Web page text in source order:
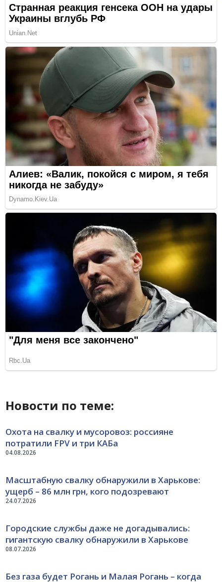
Новости по теме:
04.08.2026
Охота на свалку и мусоровоз: россияне
потратили FPV и три КАБа
24.07.2026
Масштабную свалку обнаружили в Харькове:
ущерб – 86 млн грн, кого подозревают
08.07.2026
Городские службы даже не догадывались:
гигантскую свалку обнаружили в Харькове
Без газа будет Рогань и Малая Рогань – когда